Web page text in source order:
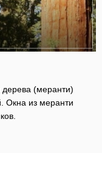
дерева (меранти)
Окна из меранти